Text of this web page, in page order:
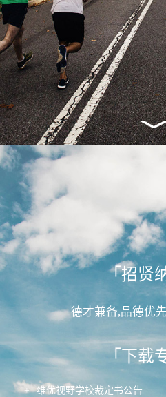
「招贤
德才兼备,品德优
「下载
+ 维优视野学校裁定书公告